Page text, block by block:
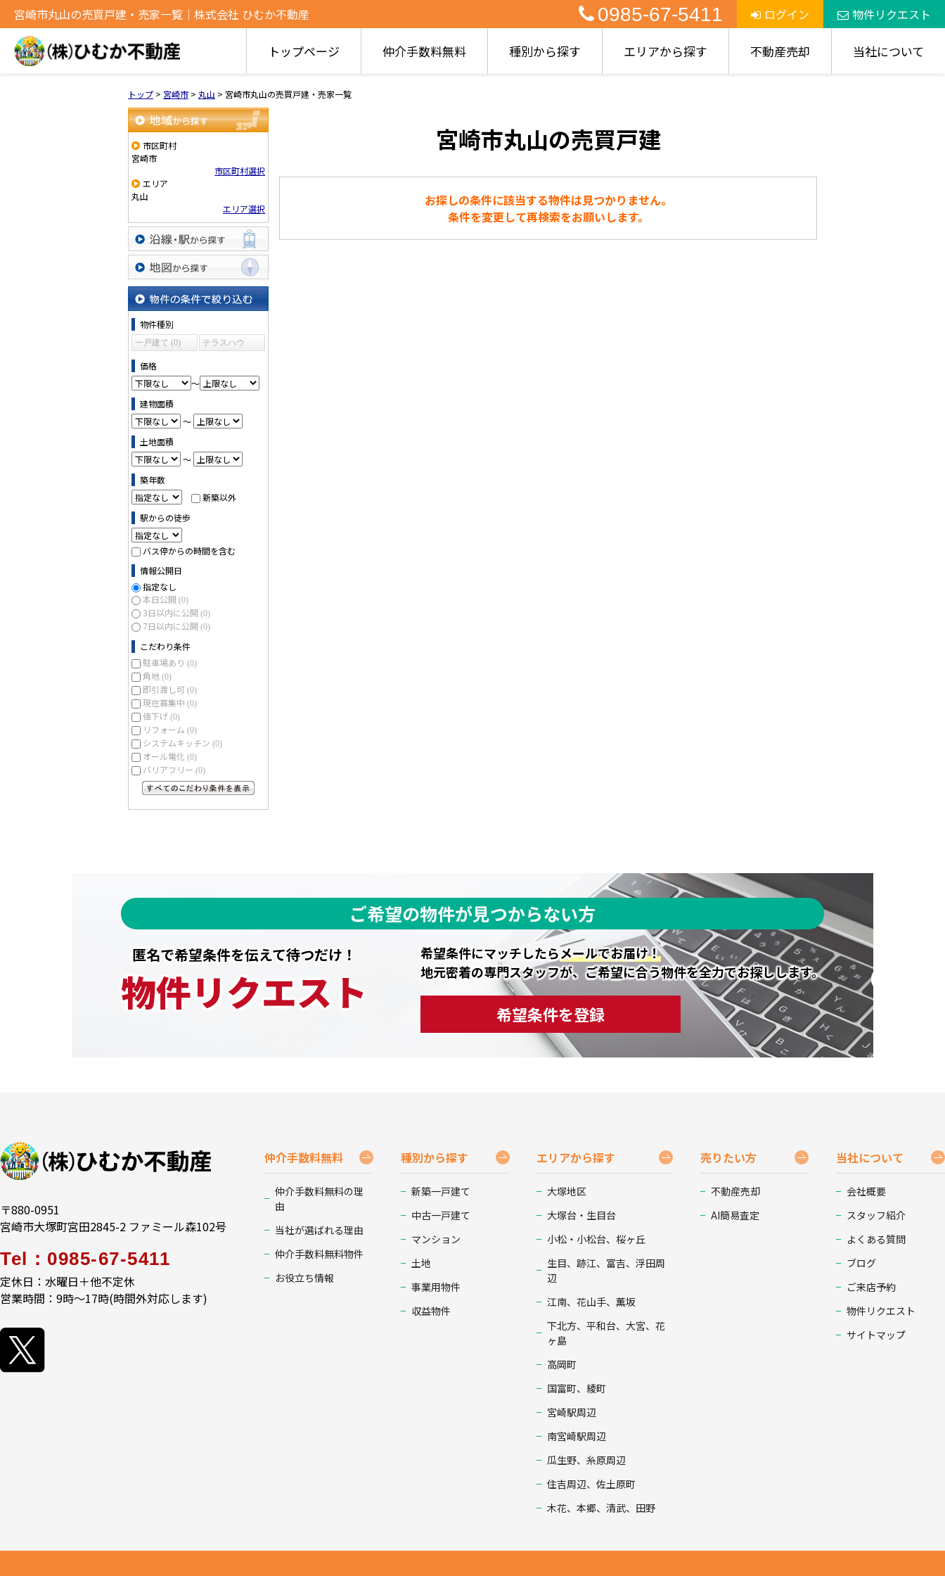
宮崎市丸山の売買戸建・売家一覧｜株式会社 ひむか不動産 0985-67-5411 ログイン 物件リクエスト
トップページ 仲介手数料無料 種別から探す エリアから探す 不動産売却 当社について
トップ > 宮崎市 > 丸山 > 宮崎市丸山の売買戸建・売家一覧
地域から探す
市区町村
宮崎市
市区町村選択
エリア
丸山
エリア選択
沿線・駅から探す
地図から探す
物件の条件で絞り込む
物件種別
一戸建て (0)
テラスハウ
価格
～
建物面積
～
土地面積
～
築年数
新築以外
駅からの徒歩
バス停からの時間を含む
情報公開日
指定なし
本日公開 (0)
3日以内に公開 (0)
7日以内に公開 (0)
こだわり条件
駐車場あり (0)
角地 (0)
即引渡し可 (0)
現在募集中 (0)
値下げ (0)
リフォーム (0)
システムキッチン (0)
オール電化 (0)
バリアフリー (0)
宮崎市丸山の売買戸建
お探しの条件に該当する物件は見つかりません。
条件を変更して再検索をお願いします。
ご希望の物件が見つからない方
匿名で希望条件を伝えて待つだけ！
物件リクエスト
希望条件にマッチしたらメールでお届け！
地元密着の専門スタッフが、ご希望に合う物件を全力でお探しします。
希望条件を登録
〒880-0951
宮崎市大塚町宮田2845-2 ファミール森102号
Tel：0985-67-5411
定休日：水曜日＋他不定休
営業時間：9時～17時(時間外対応します)
仲介手数料無料
仲介手数料無料の理
由
当社が選ばれる理由
仲介手数料無料物件
お役立ち情報
種別から探す
新築一戸建て
中古一戸建て
マンション
土地
事業用物件
収益物件
エリアから探す
大塚地区
大塚台・生目台
小松・小松台、桜ヶ丘
生目、跡江、富吉、浮田周
辺
江南、花山手、薫坂
下北方、平和台、大宮、花
ヶ島
高岡町
国富町、綾町
宮崎駅周辺
南宮崎駅周辺
瓜生野、糸原周辺
住吉周辺、佐土原町
木花、本郷、清武、田野
売りたい方
不動産売却
AI簡易査定
当社について
会社概要
スタッフ紹介
よくある質問
ブログ
ご来店予約
物件リクエスト
サイトマップ